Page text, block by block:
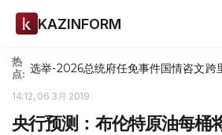
KAZINFORM
热
点: 选举-2026总统府任免事件国情咨文跨
14:12, 06 3月 2019
央行预测：布伦特原油每桶